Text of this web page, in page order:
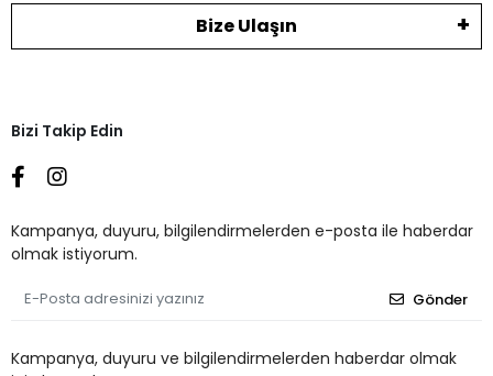
Bize Ulaşın
Bizi Takip Edin
Kampanya, duyuru, bilgilendirmelerden e-posta ile haberdar
olmak istiyorum.
Gönder
Kampanya, duyuru ve bilgilendirmelerden haberdar olmak